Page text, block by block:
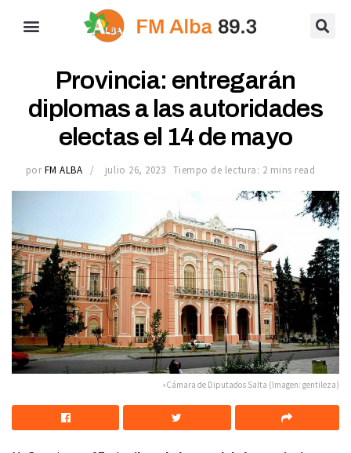
Provincia: entregarán
diplomas a las autoridades
electas el 14 de mayo
por FM ALBA julio 26, 2023 Tiempo de lectura: 2 mins read
»Cámara de Diputados Salta (Imagen: gentileza)